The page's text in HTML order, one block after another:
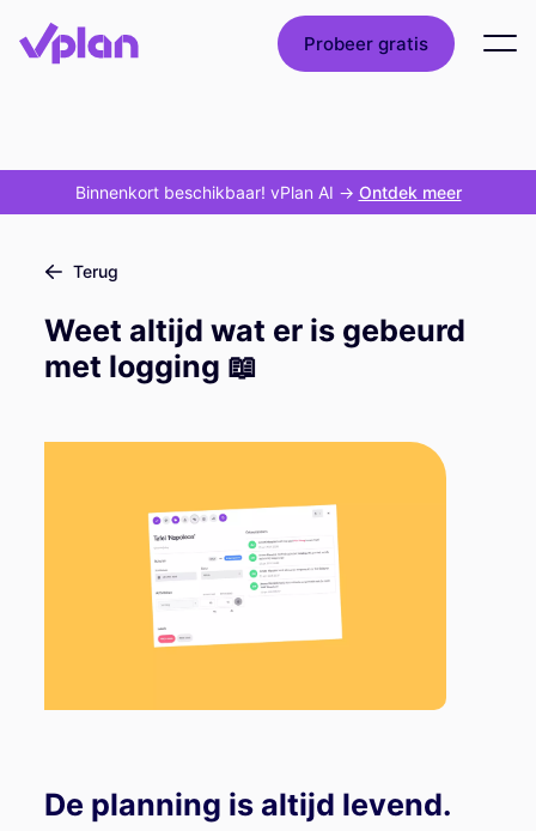
Probeer gratis
Binnenkort beschikbaar! vPlan AI -> Ontdek meer
Terug
Weet altijd wat er is gebeurd
met logging 📖
De planning is altijd levend.